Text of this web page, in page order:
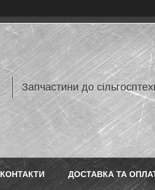
Запчастини до
КОНТАКТИ ДОСТАВКА ТА